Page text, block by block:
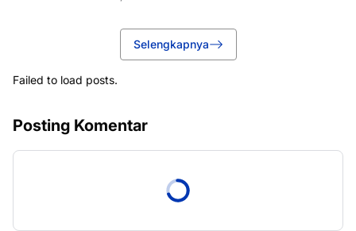
Selengkapnya
Failed to load posts.
Posting Komentar